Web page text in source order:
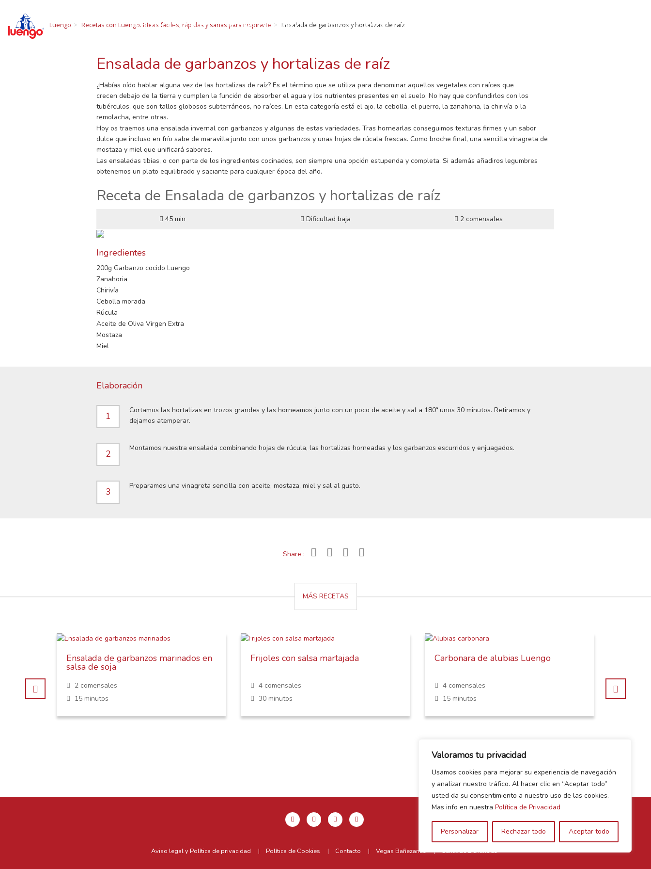
Valoramos tu privacidad
Usamos cookies para mejorar su experiencia de navegación
y analizar nuestro tráfico. Al hacer clic en “Aceptar todo”
usted da su consentimiento a nuestro uso de las cookies.
Mas info en nuestra Política de Privacidad
Personalizar Rechazar todo Aceptar todo
content
NUESTRAS LEGUMBRES RECETAS CON LUENGO TIEMPOS DE COCCIÓN
Luengo Recetas con Luengo. Ideas fáciles, rápidas y sanas para inspirarte Ensalada de garbanzos y hortalizas de raíz
Ensalada de garbanzos y hortalizas de raíz
¿Habías oído hablar alguna vez de las hortalizas de raíz? Es el término que se utiliza para denominar aquellos vegetales con raíces que
crecen debajo de la tierra y cumplen la función de absorber el agua y los nutrientes presentes en el suelo. No hay que confundirlos con los
tubérculos, que son tallos globosos subterráneos, no raíces. En esta categoría está el ajo, la cebolla, el puerro, la zanahoria, la chirivía o la
remolacha, entre otras.
Hoy os traemos una ensalada invernal con garbanzos y algunas de estas variedades. Tras hornearlas conseguimos texturas firmes y un sabor
dulce que incluso en frío sabe de maravilla junto con unos garbanzos y unas hojas de rúcala frescas. Como broche final, una sencilla vinagreta de
mostaza y miel que unificará sabores.
Las ensaladas tibias, o con parte de los ingredientes cocinados, son siempre una opción estupenda y completa. Si además añadiros legumbres
obtenemos un plato equilibrado y saciante para cualquier época del año.
Receta de Ensalada de garbanzos y hortalizas de raíz
45 min Dificultad baja 2 comensales
Ingredientes
200g Garbanzo cocido Luengo
Zanahoria
Chirivía
Cebolla morada
Rúcula
Aceite de Oliva Virgen Extra
Mostaza
Miel
Elaboración
1
Cortamos las hortalizas en trozos grandes y las horneamos junto con un poco de aceite y sal a 180ª unos 30 minutos. Retiramos y
dejamos atemperar.
2
Montamos nuestra ensalada combinando hojas de rúcula, las hortalizas horneadas y los garbanzos escurridos y enjuagados.
3
Preparamos una vinagreta sencilla con aceite, mostaza, miel y sal al gusto.
Share :
MÁS RECETAS
Ensalada de garbanzos marinados en
salsa de soja
2 comensales
15 minutos
Frijoles con salsa martajada
4 comensales
30 minutos
Carbonara de alubias Luengo
4 comensales
15 minutos
30
Aviso legal y Política de privacidad Política de Cookies Contacto Vegas Bañezanas Canal de Denuncias